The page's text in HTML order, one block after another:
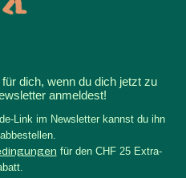
dich, wenn du dich jetzt zu
anmeldest!
Link im Newsletter kannst du ihn
für den CHF 25 Extra-